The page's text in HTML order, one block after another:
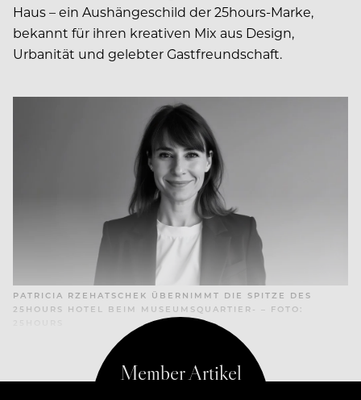
Haus – ein Aushängeschild der 25hours-Marke,
bekannt für ihren kreativen Mix aus Design,
Urbanität und gelebter Gastfreundschaft.
PATRICIA RZEHATSCHEK ÜBERNIMMT DIE SPITZE DES
25HOURS HOTEL BEIM MUSEUMSQUARTIER- – FOTO: